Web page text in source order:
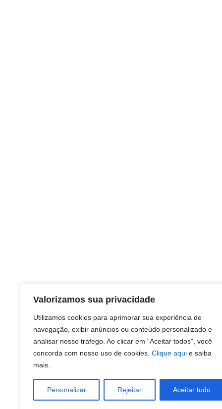
Valorizamos sua privacidade
Utilizamos cookies para aprimorar sua experiência de
navegação, exibir anúncios ou conteúdo personalizado e
analisar nosso tráfego. Ao clicar em “Aceitar todos”, você
concorda com nosso uso de cookies. Clique aqui e saiba
mais.
Personalizar Rejeitar Aceitar tudo